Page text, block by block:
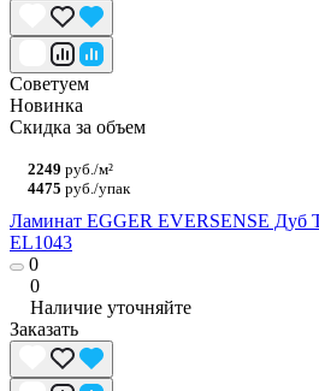
Советуем
Новинка
Скидка за объем
2249 руб./м²
4475 руб./упак
Ламинат EGGER EVERSENSE Дуб
EL1043
0
0
Наличие уточняйте
Заказать